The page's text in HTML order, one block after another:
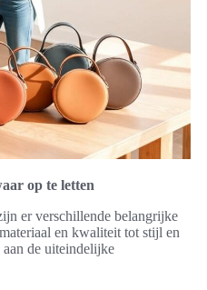
op te letten
er verschillende belangrijke
en kwaliteit tot stijl en
de uiteindelijke